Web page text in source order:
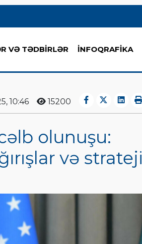
VƏ TƏDBİRLƏR İNFOQRAFİKA
10:46 15200
olunuşu:
və strateji